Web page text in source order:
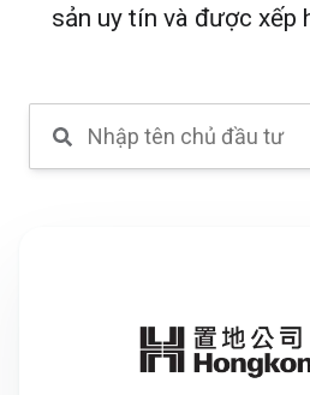
sản uy tín và được xếp